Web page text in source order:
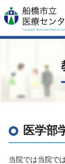
医学部
当院では当院で